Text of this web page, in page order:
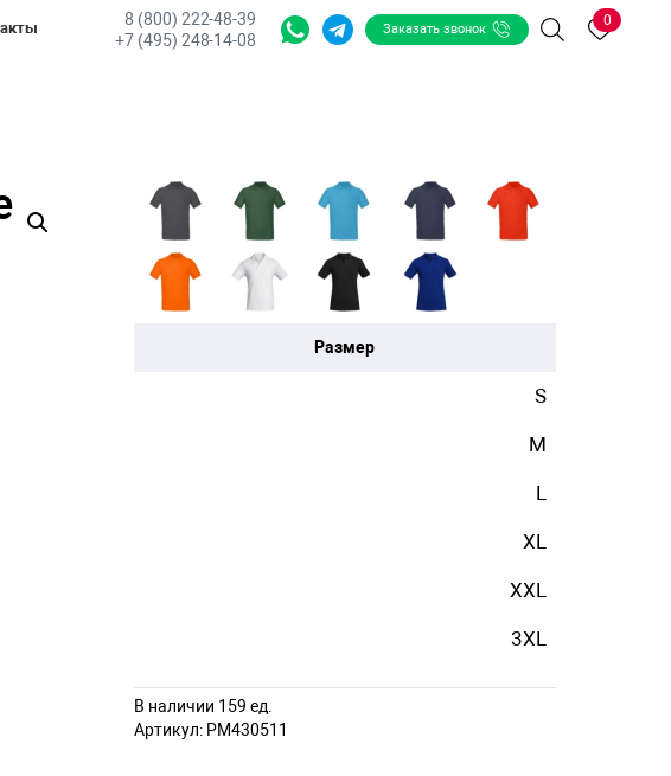
8 (800) 222-48-39
+7 (495) 248-14-08
Заказать звонок
Поиск
0
Размер
S
M
L
XL
XXL
3XL
В наличии 159 ед.
Артикул: PM430511